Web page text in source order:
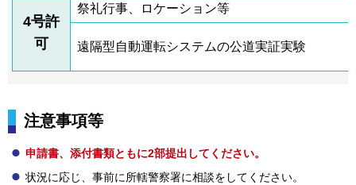
4号許
可
祭礼行事、ロケーション等
遠隔型自動運転システムの公道実証実験
注意事項等
申請書、添付書類ともに2部提出してください。
状況に応じ、事前に所轄警察署に相談をしてください。